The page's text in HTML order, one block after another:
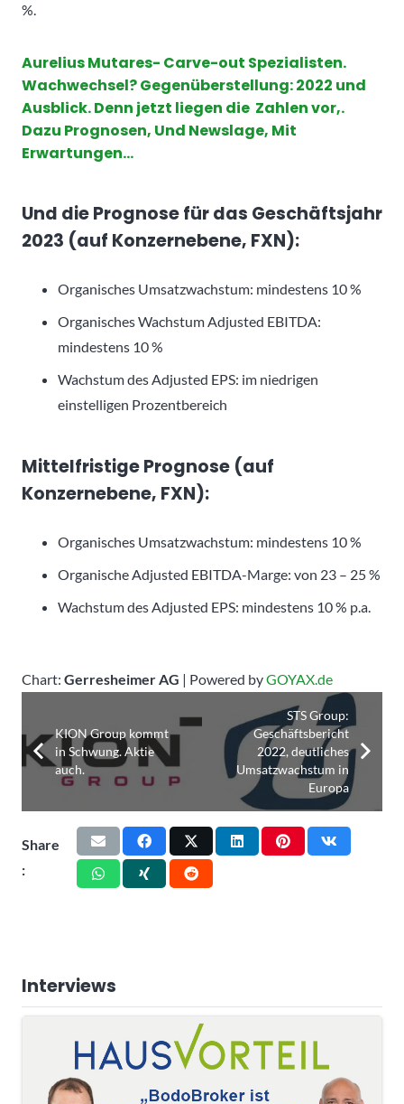
%.
Aurelius Mutares- Carve-out Spezialisten.
Wachwechsel? Gegenüberstellung: 2022 und
Ausblick. Denn jetzt liegen die Zahlen vor,.
Dazu Prognosen, Und Newslage, Mit
Erwartungen…
Und diePrognose für das Geschäftsjahr
2023 (auf Konzernebene, FXN):
Organisches Umsatzwachstum: mindestens 10 %
Organisches Wachstum Adjusted EBITDA:
mindestens 10 %
Wachstum des Adjusted EPS: im niedrigen
einstelligen Prozentbereich
Mittelfristige Prognose (auf
Konzernebene, FXN):
Organisches Umsatzwachstum: mindestens 10 %
Organische Adjusted EBITDA-Marge: von 23 – 25 %
Wachstum des Adjusted EPS: mindestens 10 % p.a.
Chart: Gerresheimer AG | Powered byGOYAX.de
KION Group kommt
in Schwung. Aktie
auch.
STS Group:
Geschäftsbericht
2022, deutliches
Umsatzwachstum in
Europa
Share
:
Interviews